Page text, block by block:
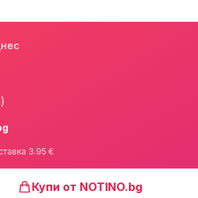
3.95 €
Купи от NOTINO.bg